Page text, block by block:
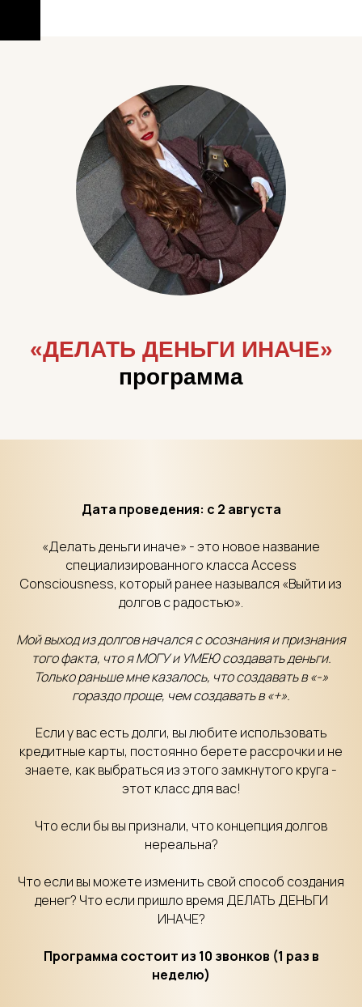
«ДЕЛАТЬ ДЕНЬГИ ИНАЧЕ»
программа
Дата проведения: с 2 августа
«Делать деньги иначе» - это новое название
специализированного класса Access
Consciousness, который ранее назывался «Выйти из
долгов с радостью».
Мой выход из долгов начался с осознания и признания
того факта, что я МОГУ и УМЕЮ создавать деньги.
Только раньше мне казалось, что создавать в «-»
гораздо проще, чем создавать в «+».
Если у вас есть долги, вы любите использовать
кредитные карты, постоянно берете рассрочки и не
знаете, как выбраться из этого замкнутого круга -
этот класс для вас!
Что если бы вы признали, что концепция долгов
нереальна?
Что если вы можете изменить свой способ создания
денег? Что если пришло время ДЕЛАТЬ ДЕНЬГИ
ИНАЧЕ?
Программа состоит из 10 звонков (1 раз в
неделю)